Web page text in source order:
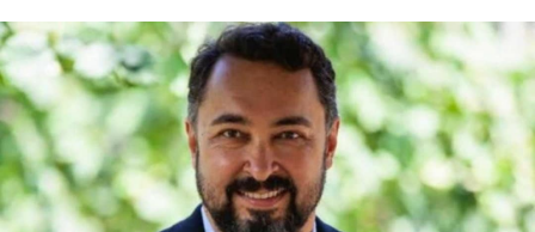
KARIYER FIRSATLARI
HABERLER VE İÇERIKLER